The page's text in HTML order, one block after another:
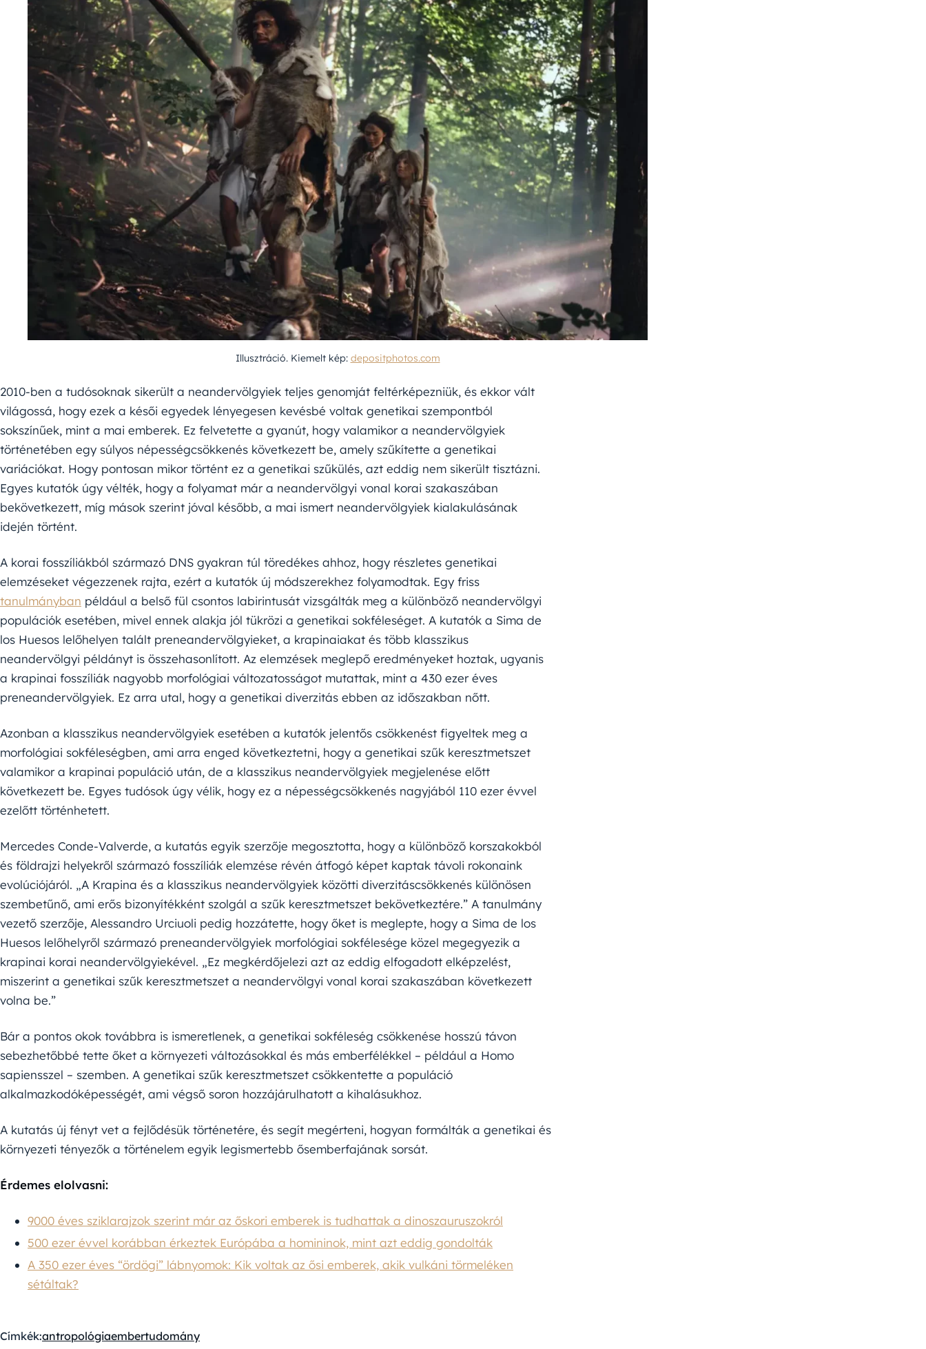
Illusztráció. Kiemelt kép: depositphotos.com
2010-ben a tudósoknak sikerült a neandervölgyiek teljes genomját feltérképezniük, és ekkor vált
világossá, hogy ezek a késői egyedek lényegesen kevésbé voltak genetikai szempontból
sokszínűek, mint a mai emberek. Ez felvetette a gyanút, hogy valamikor a neandervölgyiek
történetében egy súlyos népességcsökkenés következett be, amely szűkítette a genetikai
variációkat. Hogy pontosan mikor történt ez a genetikai szűkülés, azt eddig nem sikerült tisztázni.
Egyes kutatók úgy vélték, hogy a folyamat már a neandervölgyi vonal korai szakaszában
bekövetkezett, míg mások szerint jóval később, a mai ismert neandervölgyiek kialakulásának
idején történt.
A korai fosszíliákból származó DNS gyakran túl töredékes ahhoz, hogy részletes genetikai
elemzéseket végezzenek rajta, ezért a kutatók új módszerekhez folyamodtak. Egy friss
tanulmányban például a belső fül csontos labirintusát vizsgálták meg a különböző neandervölgyi
populációk esetében, mivel ennek alakja jól tükrözi a genetikai sokféleséget. A kutatók a Sima de
los Huesos lelőhelyen talált preneandervölgyieket, a krapinaiakat és több klasszikus
neandervölgyi példányt is összehasonlított. Az elemzések meglepő eredményeket hoztak, ugyanis
a krapinai fosszíliák nagyobb morfológiai változatosságot mutattak, mint a 430 ezer éves
preneandervölgyiek. Ez arra utal, hogy a genetikai diverzitás ebben az időszakban nőtt.
Azonban a klasszikus neandervölgyiek esetében a kutatók jelentős csökkenést figyeltek meg a
morfológiai sokféleségben, ami arra enged következtetni, hogy a genetikai szűk keresztmetszet
valamikor a krapinai populáció után, de a klasszikus neandervölgyiek megjelenése előtt
következett be. Egyes tudósok úgy vélik, hogy ez a népességcsökkenés nagyjából 110 ezer évvel
ezelőtt történhetett.
Mercedes Conde-Valverde, a kutatás egyik szerzője megosztotta, hogy a különböző korszakokból
és földrajzi helyekről származó fosszíliák elemzése révén átfogó képet kaptak távoli rokonaink
evolúciójáról. „A Krapina és a klasszikus neandervölgyiek közötti diverzitáscsökkenés különösen
szembetűnő, ami erős bizonyítékként szolgál a szűk keresztmetszet bekövetkeztére.” A tanulmány
vezető szerzője, Alessandro Urciuoli pedig hozzátette, hogy őket is meglepte, hogy a Sima de los
Huesos lelőhelyről származó preneandervölgyiek morfológiai sokfélesége közel megegyezik a
krapinai korai neandervölgyiekével. „Ez megkérdőjelezi azt az eddig elfogadott elképzelést,
miszerint a genetikai szűk keresztmetszet a neandervölgyi vonal korai szakaszában következett
volna be.”
Bár a pontos okok továbbra is ismeretlenek, a genetikai sokféleség csökkenése hosszú távon
sebezhetőbbé tette őket a környezeti változásokkal és más emberfélékkel – például a Homo
sapiensszel – szemben. A genetikai szűk keresztmetszet csökkentette a populáció
alkalmazkodóképességét, ami végső soron hozzájárulhatott a kihalásukhoz.
A kutatás új fényt vet a fejlődésük történetére, és segít megérteni, hogyan formálták a genetikai és
környezeti tényezők a történelem egyik legismertebb ősemberfajának sorsát.
Érdemes elolvasni:
9000 éves sziklarajzok szerint már az őskori emberek is tudhattak a dinoszauruszokról
500 ezer évvel korábban érkeztek Európába a homininok, mint azt eddig gondolták
A 350 ezer éves “ördögi” lábnyomok: Kik voltak az ősi emberek, akik vulkáni törmeléken
sétáltak?
Címkék:antropológiaembertudomány